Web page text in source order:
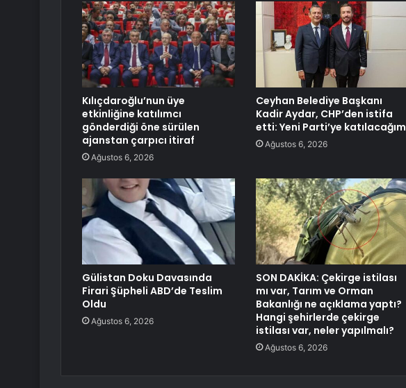
Kılıçdaroğlu’nun üye
etkinliğine katılımcı
gönderdiği öne sürülen
ajanstan çarpıcı itiraf
Ağustos 6, 2026
Ceyhan Belediye Başkanı
Kadir Aydar, CHP’den istifa
etti: Yeni Parti’ye katılacağım
Ağustos 6, 2026
Gülistan Doku Davasında
Firari Şüpheli ABD’de Teslim
Oldu
Ağustos 6, 2026
SON DAKİKA: Çekirge istilası
mı var, Tarım ve Orman
Bakanlığı ne açıklama yaptı?
Hangi şehirlerde çekirge
istilası var, neler yapılmalı?
Ağustos 6, 2026